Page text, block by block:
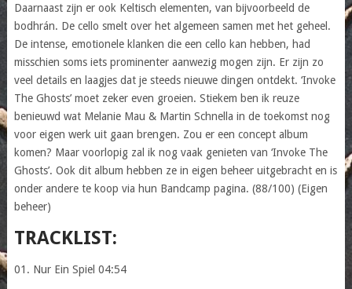
Daarnaast zijn er ook Keltisch elementen, van bijvoorbeeld de
bodhrán. De cello smelt over het algemeen samen met het geheel.
De intense, emotionele klanken die een cello kan hebben, had
misschien soms iets prominenter aanwezig mogen zijn. Er zijn zo
veel details en laagjes dat je steeds nieuwe dingen ontdekt. ‘Invoke
The Ghosts’ moet zeker even groeien. Stiekem ben ik reuze
benieuwd wat Melanie Mau & Martin Schnella in de toekomst nog
voor eigen werk uit gaan brengen. Zou er een concept album
komen? Maar voorlopig zal ik nog vaak genieten van ‘Invoke The
Ghosts’. Ook dit album hebben ze in eigen beheer uitgebracht en is
onder andere te koop via hun Bandcamp pagina. (88/100) (Eigen
beheer)
TRACKLIST:
01. Nur Ein Spiel 04:54